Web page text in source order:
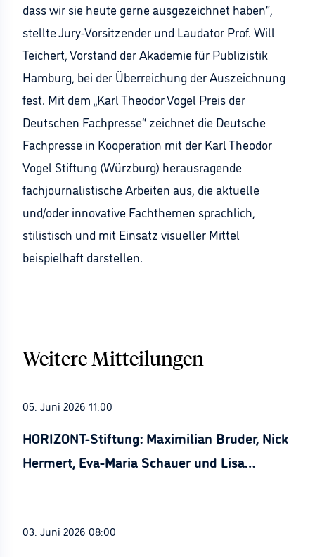
dass wir sie heute gerne ausgezeichnet haben“,
stellte Jury-Vorsitzender und Laudator Prof. Will
Teichert, Vorstand der Akademie für Publizistik
Hamburg, bei der Überreichung der Auszeichnung
fest. Mit dem „Karl Theodor Vogel Preis der
Deutschen Fachpresse“ zeichnet die Deutsche
Fachpresse in Kooperation mit der Karl Theodor
Vogel Stiftung (Würzburg) herausragende
fachjournalistische Arbeiten aus, die aktuelle
und/oder innovative Fachthemen sprachlich,
stilistisch und mit Einsatz visueller Mittel
beispielhaft darstellen.
Weitere Mitteilungen
05. Juni 2026 11:00
HORIZONT-Stiftung: Maximilian Bruder, Nick
Hermert, Eva-Maria Schauer und Lisa
03. Juni 2026 08:00